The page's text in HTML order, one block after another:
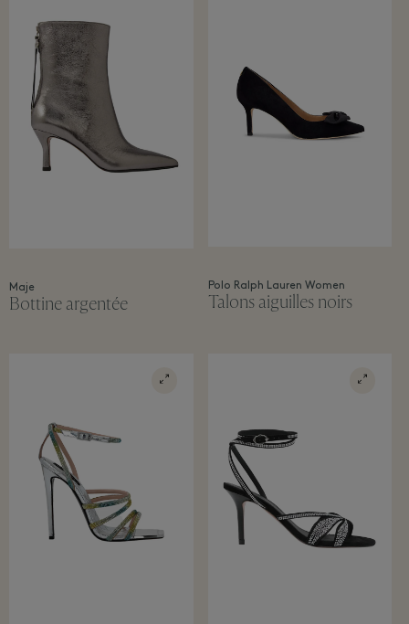
Maje
Bottine argentée
Polo Ralph Lauren Women
Talons aiguilles noirs